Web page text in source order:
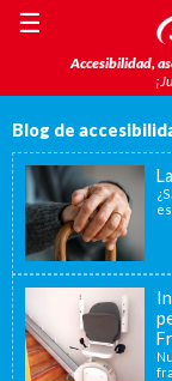
Accesibilidad,
☰
Blog de